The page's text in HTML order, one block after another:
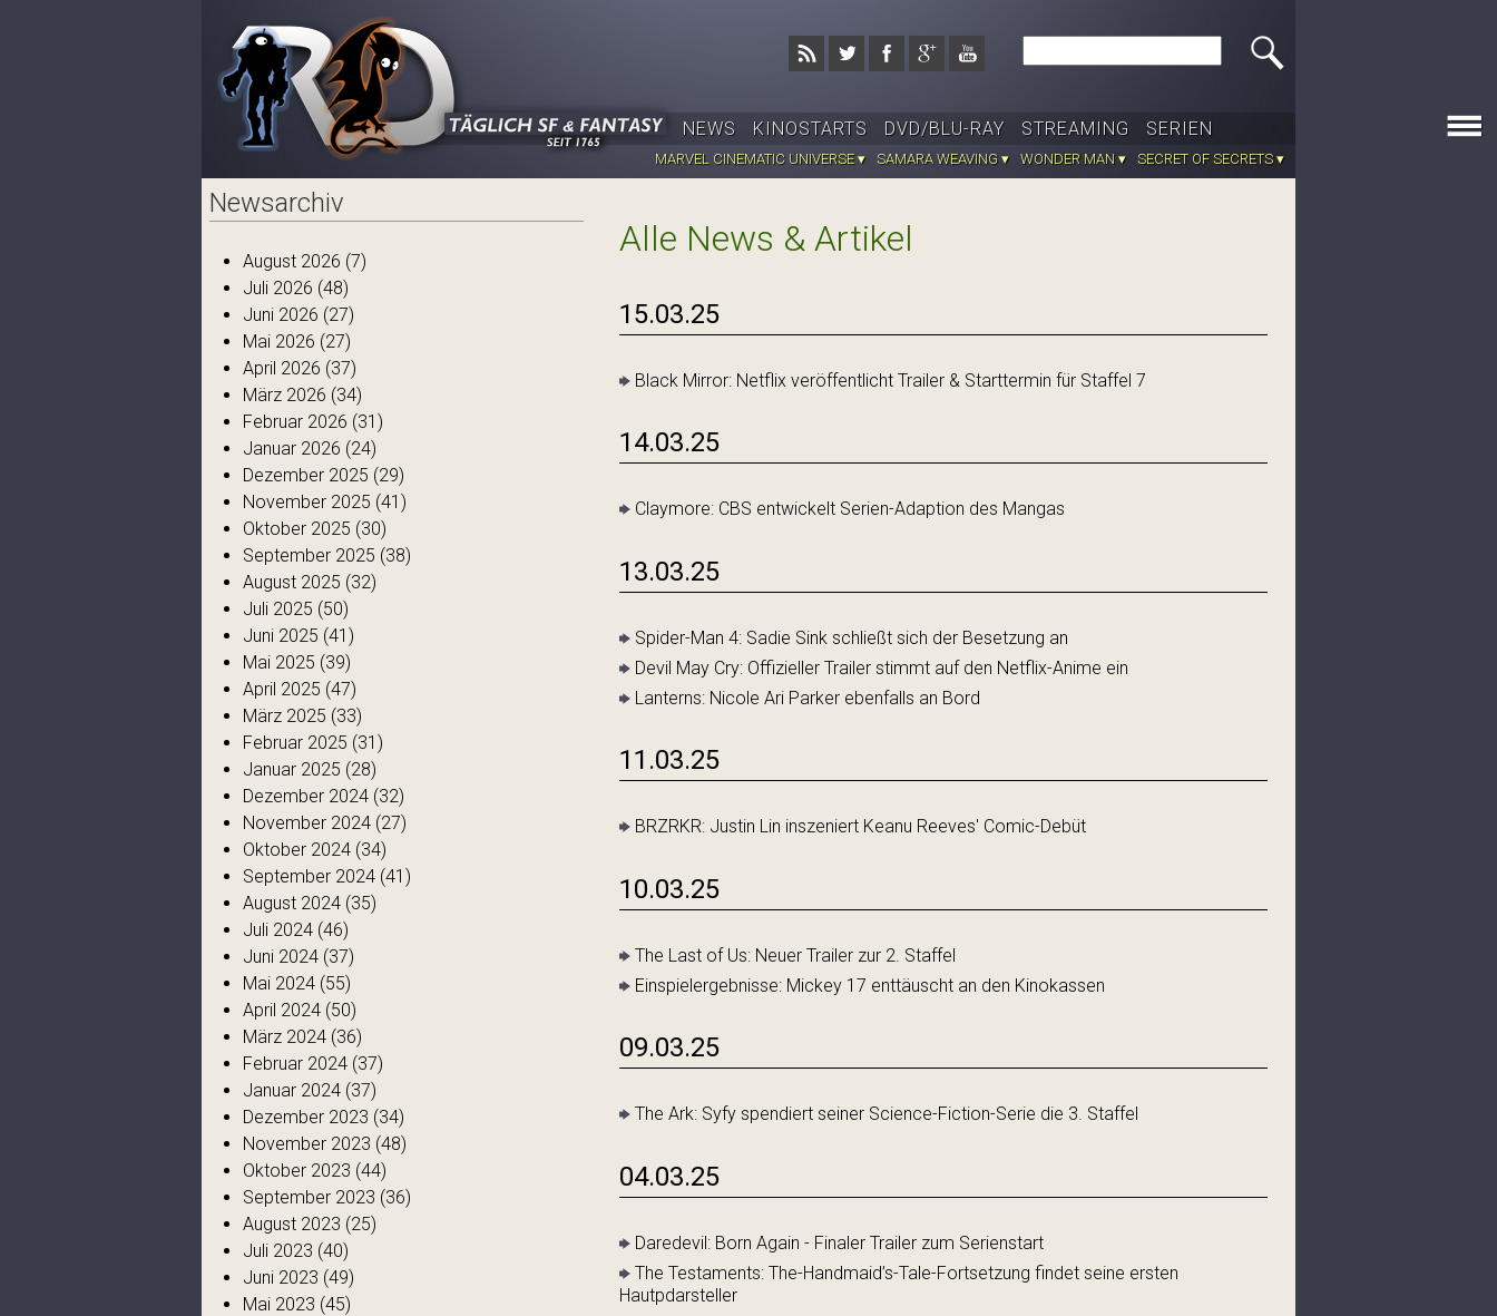
NEWS KINOSTARTS DVD/BLU-RAY STREAMING SERIEN
MARVEL CINEMATIC UNIVERSE ▾ SAMARA WEAVING ▾ WONDER MAN ▾ SECRET OF SECRETS ▾
Alle News & Artikel
15.03.25
Black Mirror: Netflix veröffentlicht Trailer & Starttermin für Staffel 7
14.03.25
Claymore: CBS entwickelt Serien-Adaption des Mangas
13.03.25
Spider-Man 4: Sadie Sink schließt sich der Besetzung an
Devil May Cry: Offizieller Trailer stimmt auf den Netflix-Anime ein
Lanterns: Nicole Ari Parker ebenfalls an Bord
11.03.25
BRZRKR: Justin Lin inszeniert Keanu Reeves' Comic-Debüt
10.03.25
The Last of Us: Neuer Trailer zur 2. Staffel
Einspielergebnisse: Mickey 17 enttäuscht an den Kinokassen
09.03.25
The Ark: Syfy spendiert seiner Science-Fiction-Serie die 3. Staffel
04.03.25
Daredevil: Born Again - Finaler Trailer zum Serienstart
The Testaments: The-Handmaid’s-Tale-Fortsetzung findet seine ersten
Hautpdarsteller
Newsarchiv
August 2026 (7)
Juli 2026 (48)
Juni 2026 (27)
Mai 2026 (27)
April 2026 (37)
März 2026 (34)
Februar 2026 (31)
Januar 2026 (24)
Dezember 2025 (29)
November 2025 (41)
Oktober 2025 (30)
September 2025 (38)
August 2025 (32)
Juli 2025 (50)
Juni 2025 (41)
Mai 2025 (39)
April 2025 (47)
März 2025 (33)
Februar 2025 (31)
Januar 2025 (28)
Dezember 2024 (32)
November 2024 (27)
Oktober 2024 (34)
September 2024 (41)
August 2024 (35)
Juli 2024 (46)
Juni 2024 (37)
Mai 2024 (55)
April 2024 (50)
März 2024 (36)
Februar 2024 (37)
Januar 2024 (37)
Dezember 2023 (34)
November 2023 (48)
Oktober 2023 (44)
September 2023 (36)
August 2023 (25)
Juli 2023 (40)
Juni 2023 (49)
Mai 2023 (45)